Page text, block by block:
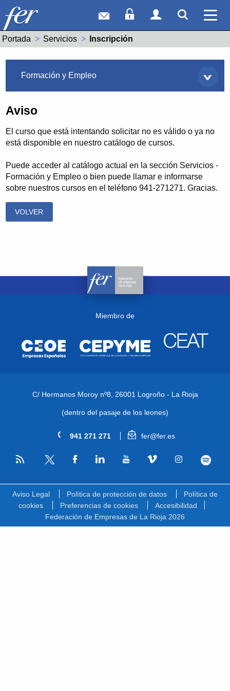
Correo webAcceso Socios
Acceso
Portada Servicios Actual:
Inscripción
Formación y Empleo
Aviso
El curso que está intentando solicitar no es válido o ya no
está disponible en nuestro catálogo de cursos.
Puede acceder al catálogo actual en la sección Servicios -
Formación y Empleo o bien puede llamar e informarse
sobre nuestros cursos en el teléfono 941-271271. Gracias.
VOLVER
Miembro de
C/ Hermanos Moroy nº8, 26001 Logroño - La Rioja
(dentro del pasaje de los leones)
941 271 271 fer@fer.es
RSS
Aviso Legal Política de protección de datos
Política de
cookies
Preferencias de cookies
Accesibilidad
Federación de Empresas de La Rioja 2026